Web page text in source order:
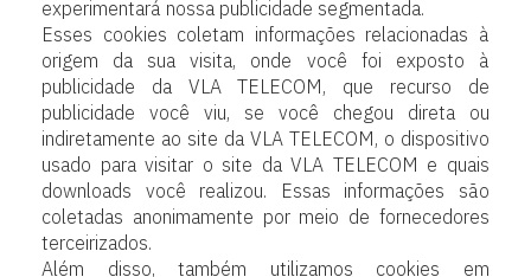
experimentará nossa publicidade segmentada.
Esses cookies coletam informações relacionadas à
origem da sua visita, onde você foi exposto à
publicidade da VLA TELECOM, que recurso de
publicidade você viu, se você chegou direta ou
indiretamente ao site da VLA TELECOM, o dispositivo
usado para visitar o site da VLA TELECOM e quais
downloads você realizou. Essas informações são
coletadas anonimamente por meio de fornecedores
terceirizados.
Além disso, também utilizamos cookies em